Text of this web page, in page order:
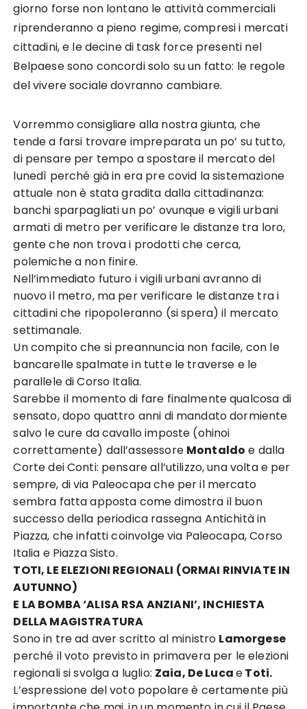
giorno forse non lontano le attività commerciali
riprenderanno a pieno regime, compresi i mercati
cittadini, e le decine di task force presenti nel
Belpaese sono concordi solo su un fatto: le regole
del vivere sociale dovranno cambiare.
Vorremmo consigliare alla nostra giunta, che
tende a farsi trovare impreparata un po’ su tutto,
di pensare per tempo a spostare il mercato del
lunedì perché già in era pre covid la sistemazione
attuale non è stata gradita dalla cittadinanza:
banchi sparpagliati un po’ ovunque e vigili urbani
armati di metro per verificare le distanze tra loro,
gente che non trova i prodotti che cerca,
polemiche a non finire.
Nell’immediato futuro i vigili urbani avranno di
nuovo il metro, ma per verificare le distanze tra i
cittadini che ripopoleranno (si spera) il mercato
settimanale.
Un compito che si preannuncia non facile, con le
bancarelle spalmate in tutte le traverse e le
parallele di Corso Italia.
Sarebbe il momento di fare finalmente qualcosa di
sensato, dopo quattro anni di mandato dormiente
salvo le cure da cavallo imposte (ohinoi
correttamente) dall’assessore Montaldo e dalla
Corte dei Conti: pensare all’utilizzo, una volta e per
sempre, di via Paleocapa che per il mercato
sembra fatta apposta come dimostra il buon
successo della periodica rassegna Antichità in
Piazza, che infatti coinvolge via Paleocapa, Corso
Italia e Piazza Sisto.
TOTI, LE ELEZIONI REGIONALI (ORMAI RINVIATE IN
AUTUNNO)
E LA BOMBA ‘ALISA RSA ANZIANI’, INCHIESTA
DELLA MAGISTRATURA
Sono in tre ad aver scritto al ministro Lamorgese
perché il voto previsto in primavera per le elezioni
regionali si svolga a luglio: Zaia, De LucaeToti.
L’espressione del voto popolare è certamente più